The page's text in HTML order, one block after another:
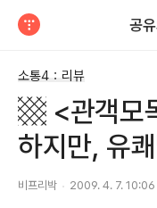
공
소통4：리뷰
▩ <관객모
하지만, 유
비프리박 2009. 4. 7. 10:06